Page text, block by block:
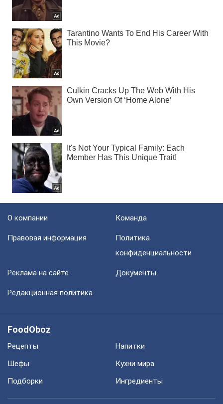
О компании Команда
Правовая информация
Политика
конфиденциальности
Реклама на сайте Документы
Редакционная политика
FoodOboz
Рецепты
Напитки
Шефы
Кухни мира
Подборки
Ингредиенты